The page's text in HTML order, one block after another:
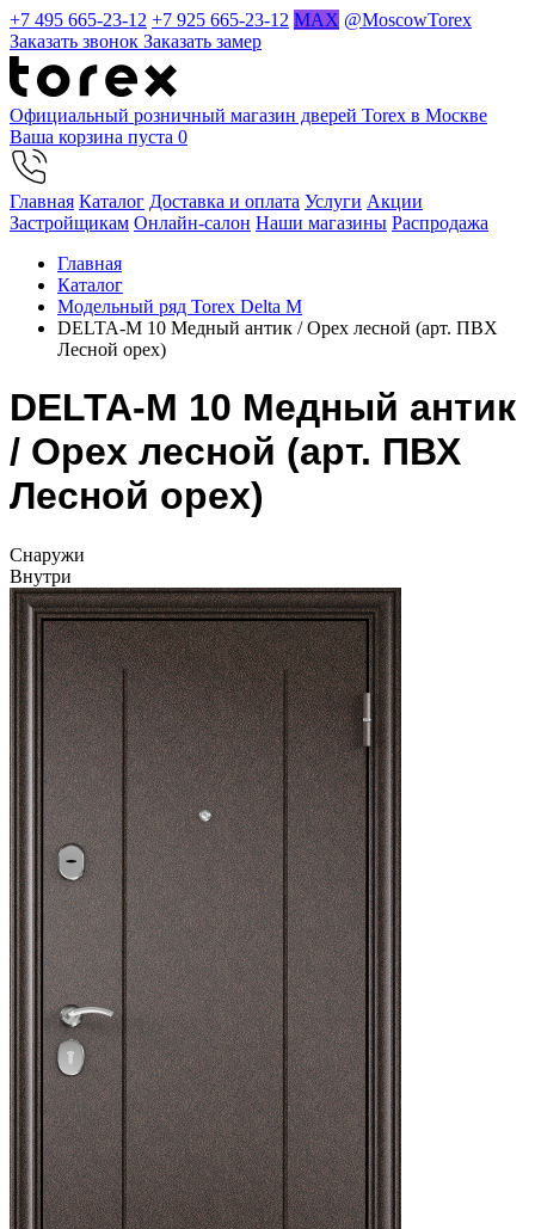
+7 495 665-23-12 +7 925 665-23-12 MAX @MoscowTorex
Заказать звонок Заказать замер
Официальный розничный магазин дверей Torex в Москве
Ваша корзина пуста 0
Главная Каталог Доставка и оплата Услуги Акции
Застройщикам Онлайн-салон Наши магазины Распродажа
Главная
Каталог
Модельный ряд Torex Delta M
DELTA-M 10 Медный антик / Орех лесной (арт. ПВХ
Лесной орех)
DELTA-M 10 Медный антик
/ Орех лесной (арт. ПВХ
Лесной орех)
Cнаружи
Внутри